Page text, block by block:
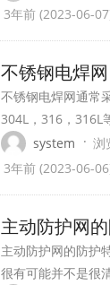
入专门的电镀槽里
锌层的方法。
3年前 (2023-06-
不锈钢电焊网
不锈钢电焊网通常
304L，316，316L
过精密的自动化机
system · 浏
3年前 (2023-06-
主动防护网
主动防护网的防护
很有可能并不是很